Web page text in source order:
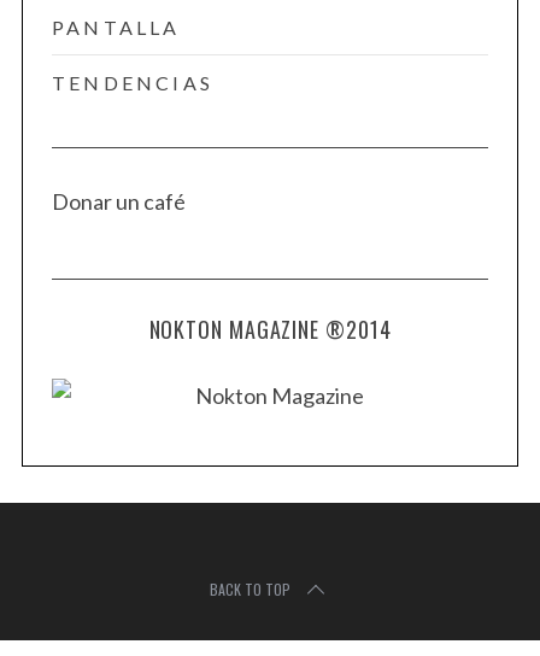
PANTALLA
TENDENCIAS
Donar un café
NOKTON MAGAZINE ®2014
BACK TO TOP